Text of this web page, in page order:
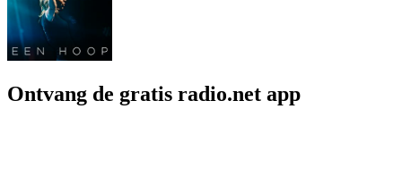
Ontvang de gratis radio.net app